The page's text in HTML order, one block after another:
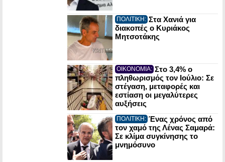
ΠΟΛΙΤΙΚΗ: Στα Χανιά για
διακοπές ο Κυριάκος
Μητσοτάκης
ΟΙΚΟΝΟΜΙΑ: Στο 3,4% ο
πληθωρισμός τον Ιούλιο: Σε
στέγαση, μεταφορές και
εστίαση οι μεγαλύτερες
αυξήσεις
ΠΟΛΙΤΙΚΗ: Ένας χρόνος από
τον χαμό της Λένας Σαμαρά:
Σε κλίμα συγκίνησης το
μνημόσυνο